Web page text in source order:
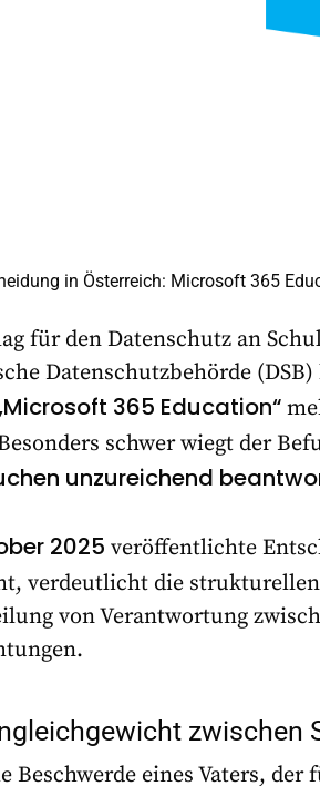
in Österreich: Microsoft 365
für den Datenschutz an
Datenschutzbehörde
365 Education“
schwer wiegt der
unzureichend
2025 veröffentlichte
verdeutlicht die
von Verantwortung
zwischen
Beschwerde eines Vaters,